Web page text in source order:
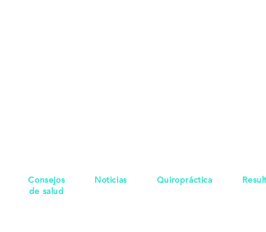
Consejos
de salud
Noticias Quiropráctica